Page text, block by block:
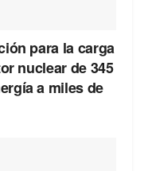
para la carga
nuclear de 345
a miles de